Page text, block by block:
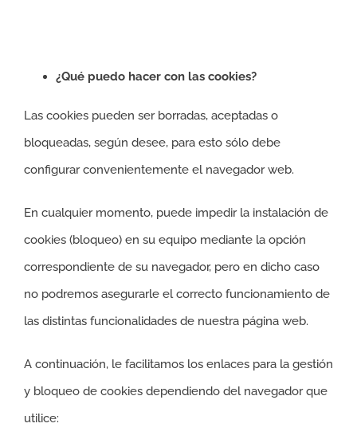
¿Qué puedo hacer con las cookies?
Las cookies pueden ser borradas, aceptadas o
bloqueadas, según desee, para esto sólo debe
configurar convenientemente el navegador web.
En cualquier momento, puede impedir la instalación de
cookies (bloqueo) en su equipo mediante la opción
correspondiente de su navegador, pero en dicho caso
no podremos asegurarle el correcto funcionamiento de
las distintas funcionalidades de nuestra página web.
A continuación, le facilitamos los enlaces para la gestión
y bloqueo de cookies dependiendo del navegador que
utilice: